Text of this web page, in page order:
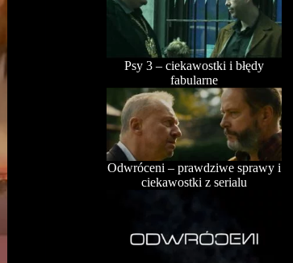
Psy 3 – ciekawostki i błędy
fabularne
Odwróceni – prawdziwe sprawy i
ciekawostki z serialu